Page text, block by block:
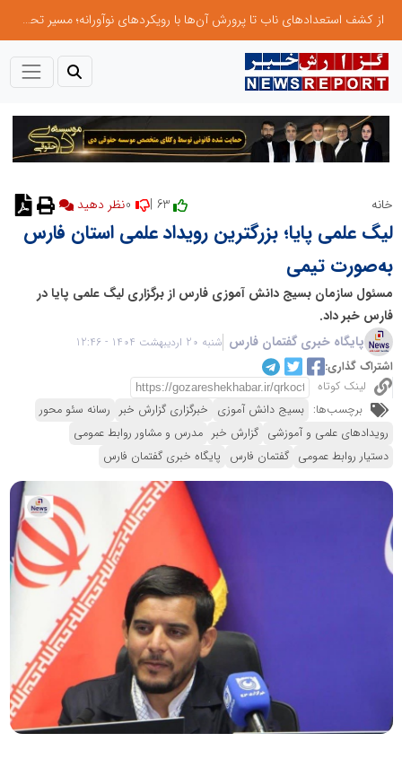
از کشف استعدادهای ناب تا پرورش آن‌ها با رویکردهای نوآورانه؛ مسیر تحول‌آفرین شنای ایران در سطح جهانی
خانه 63 |
لیگ علمی پایا؛ بزرگترین رویداد علمی استان فارس
به‌صورت تیمی
مسئول سازمان بسیج دانش آموزی فارس از برگزاری لیگ علمی پایا در
فارس خبر داد.
پایگاه خبری گفتمان فارس شنبه 20 اردیبهشت 1404 - 12:46
اشتراک گذاری:
لینک کوتاه
برچسب‌ها: بسیج دانش آموزی خبرگزاری گزارش خبر رسانه سئو محور
رویدادهای علمی و آموزشی گزارش خبر مدرس و مشاور روابط عمومی
دستیار روابط عمومی گفتمان فارس پایگاه خبری گفتمان فارس